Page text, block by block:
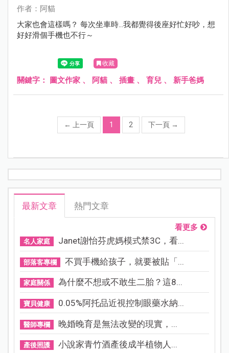
作者：阿貓
大家也會這樣嗎？ 每次坐車時...我都覺得後座好忙好吵，想
好好滑個手機也不行～
收藏
關鍵字： 圖文作家 、 阿貓 、 插畫 、 育兒 、 新手爸媽
← 上一頁 1 2 下一頁 →
最新文章 熱門文章
看更多
名人家庭 Janet謝怡芬虎媽模式禁3C，看...
部落客專欄 不買手機給孩子，就要被貼「...
家庭關係 為什麼不想或不敢生二胎？這8...
寶貝健康 0.05%阿托品近視控制眼藥水納...
醫師專欄 晚婚晚育是無法改變的現實，...
產後照護 小說家青竹酒產後成半植物人...